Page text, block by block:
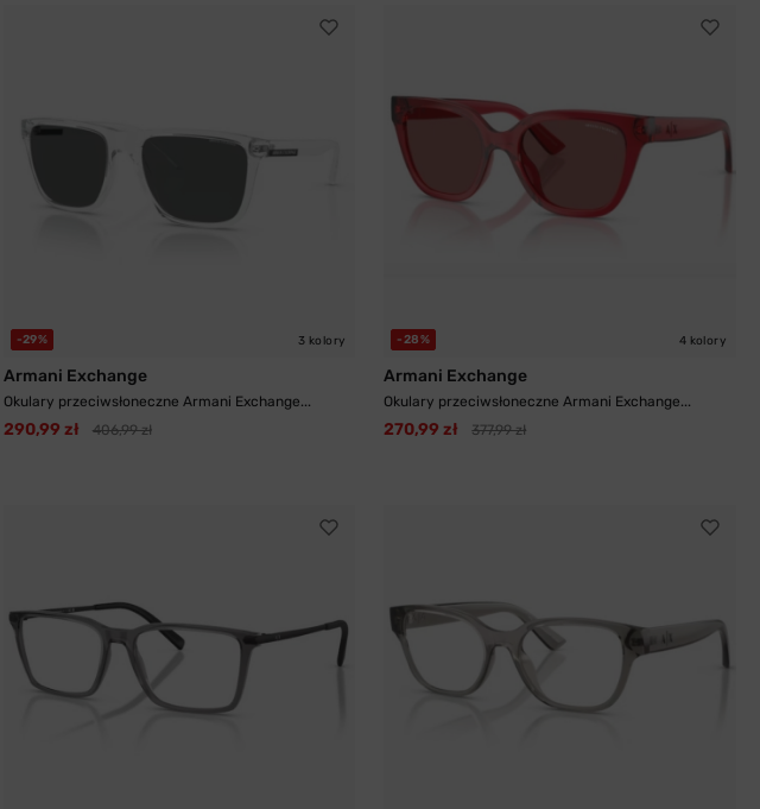
-29% 3 kolory
Armani Exchange
Okulary przeciwsłoneczne Armani Exchange...
290,99 zł 406,99 zł
-28% 4 kolory
Armani Exchange
Okulary przeciwsłoneczne Armani Exchange...
270,99 zł 377,99 zł